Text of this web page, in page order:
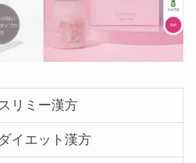
スリミー漢方
ダイエット漢方